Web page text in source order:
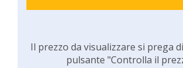
Il prezzo da visualizzare si prega
pulsante "Controlla il